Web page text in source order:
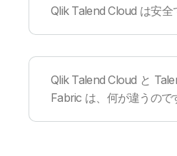
ダード」「プレミアム」「
4 つのエディション が
供されるデータ移行機能や
だけます。Qlik Talend
には、すべてのデータ移行
なデータソースとデータ変
す。詳細は、機能比較一覧
Qlik Talend Cloud は安全
プンスタンダードを採用し
タと分析の安全性を確保し
Cloud および基盤インフラに
Qlik Talend Cloud と
Fabric は、何が違うので